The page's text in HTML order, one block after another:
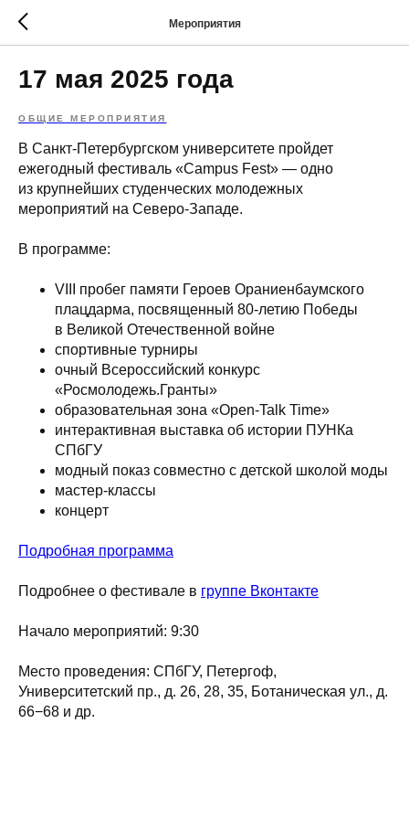
Мероприятия
17 мая 2025 года
ОБЩИЕ МЕРОПРИЯТИЯ
В Санкт-Петербургском университете пройдет
ежегодный фестиваль «Campus Fest» — одно
из крупнейших студенческих молодежных
мероприятий на Северо-Западе.
В программе:
VIII пробег памяти Героев Ораниенбаумского
плацдарма, посвященный 80-летию Победы
в Великой Отечественной войне
спортивные турниры
очный Всероссийский конкурс
«Росмолодежь.Гранты»
образовательная зона «Open-Talk Time»
интерактивная выставка об истории ПУНКа
СПбГУ
модный показ совместно с детской школой моды
мастер-классы
концерт
Подробная программа
Подробнее о фестивале в группе Вконтакте
Начало мероприятий: 9:30
Место проведения: СПбГУ, Петергоф,
Университетский пр., д. 26, 28, 35, Ботаническая ул., д.
66−68 и др.